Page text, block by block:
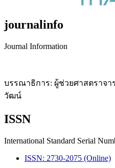
journalinfo
Journal Information
บรรณาธิการ: ผู้ช่วยศาสตราจ
วัฒน์
ISSN
International Standard Serial
ISSN: 2730-2075 (Online)